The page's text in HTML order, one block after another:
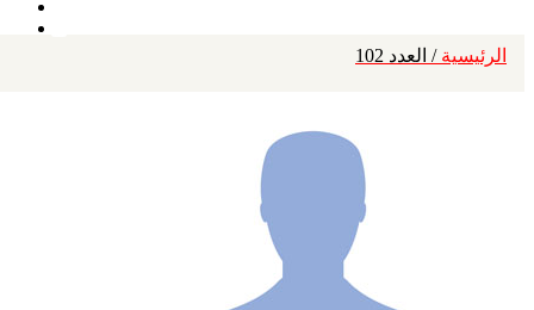
الرئيسية / العدد 102